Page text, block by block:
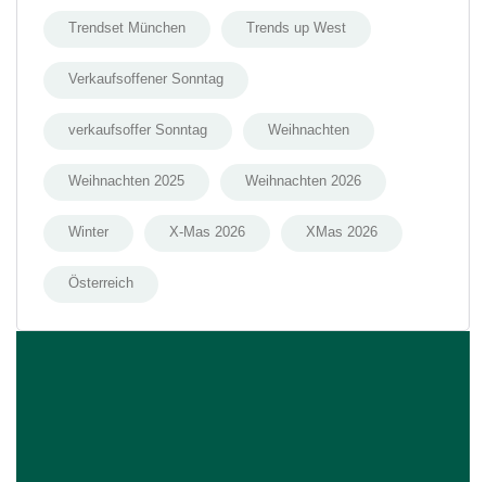
Trendset München Trends up West
Verkaufsoffener Sonntag
verkaufsoffer Sonntag Weihnachten
Weihnachten 2025 Weihnachten 2026
Winter X-Mas 2026 XMas 2026
Österreich